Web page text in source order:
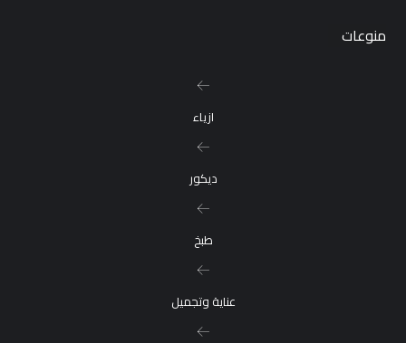
منوعات
ازياء
ديكور
طبخ
عناية وتجميل